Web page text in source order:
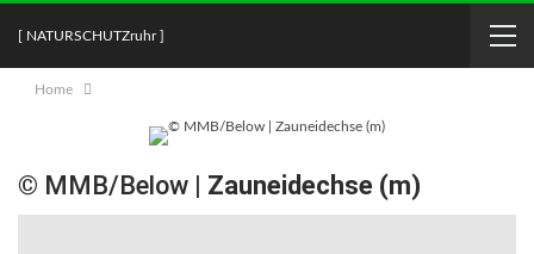
[ NATURSCHUTZruhr ]
Home
© MMB/Below | Zauneidechse (m)